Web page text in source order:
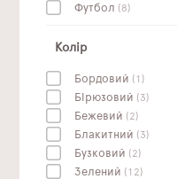
Футбол (8)
Колір
Бордовий (1)
Бірюзовий (3)
Бежевий (2)
Блакитний (3)
Бузковий (2)
Зелений (12)